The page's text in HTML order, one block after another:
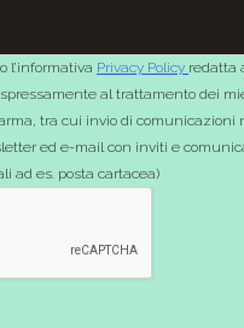
l’informativa Privacy Policy redatta
al trattamento dei
tra cui invio di comunicazioni
ed e-mail con inviti e
ad es. posta cartacea)